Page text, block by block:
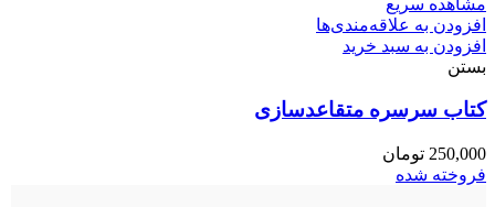
مشاهده سریع
افزودن به علاقه‌مندی‌ها
افزودن به سبد خرید
بستن
کتاب سرسره متقاعدسازی
250,000 تومان
فروخته شده